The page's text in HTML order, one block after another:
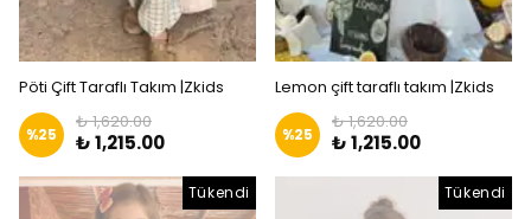
Pöti Çift Taraflı Takım |Zkids
%25
₺ 1,620.00
₺ 1,215.00
Lemon çift taraflı takım |Zkids
%25
₺ 1,620.00
₺ 1,215.00
Tükendi Tükendi